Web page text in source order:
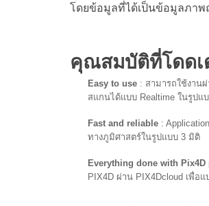
โดยข้อมูลที่ได้เป็นข้อมูลภาพ
คุณสมบัติที่โดด
Easy to use : สามารถใช้งาน
สแกนได้แบบ Realtime ในรูปแ
Fast and reliable :
ทางภูมิศาสตร์ในรูปแบบ 3 มิติ
Everything done with Pix4D
PIX4D ผ่าน PIX4Dcloud เพื่อ